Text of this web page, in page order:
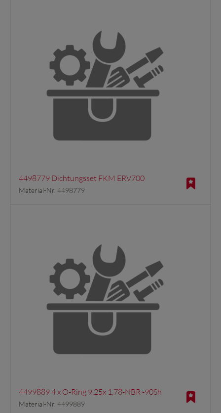
4498779 Dichtungsset FKM ERV700
Material-Nr. 4498779
4499889 4 x O-Ring 9,25x 1,78-NBR -90Sh
Material-Nr. 4499889